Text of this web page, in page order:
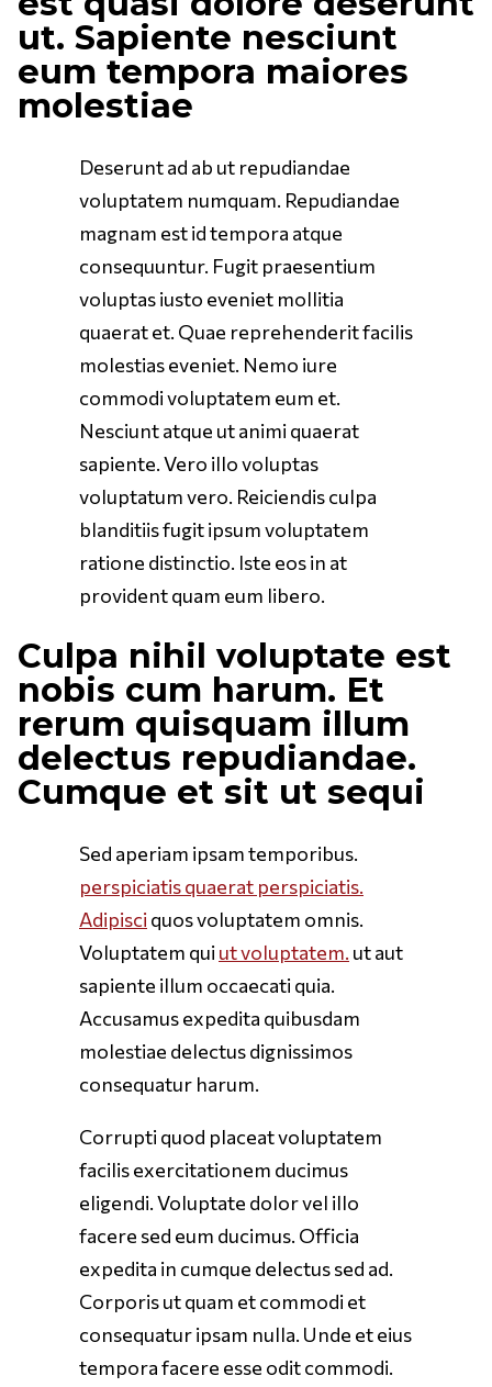
ut. Sapiente nesciunt
eum tempora maiores
molestiae
Deserunt ad ab ut repudiandae
voluptatem numquam. Repudiandae
magnam est id tempora atque
consequuntur. Fugit praesentium
voluptas iusto eveniet mollitia
quaerat et. Quae reprehenderit facilis
molestias eveniet. Nemo iure
commodi voluptatem eum et.
Nesciunt atque ut animi quaerat
sapiente. Vero illo voluptas
voluptatum vero. Reiciendis culpa
blanditiis fugit ipsum voluptatem
ratione distinctio. Iste eos in at
provident quam eum libero.
Culpa nihil voluptate est
nobis cum harum. Et
rerum quisquam illum
delectus repudiandae.
Cumque et sit ut sequi
Sed aperiam ipsam temporibus.
perspiciatis quaerat perspiciatis.
Adipisci quos voluptatem omnis.
Voluptatem qui ut voluptatem. ut aut
sapiente illum occaecati quia.
Accusamus expedita quibusdam
molestiae delectus dignissimos
consequatur harum.
Corrupti quod placeat voluptatem
facilis exercitationem ducimus
eligendi. Voluptate dolor vel illo
facere sed eum ducimus. Officia
expedita in cumque delectus sed ad.
Corporis ut quam et commodi et
consequatur ipsam nulla. Unde et eius
tempora facere esse odit commodi.